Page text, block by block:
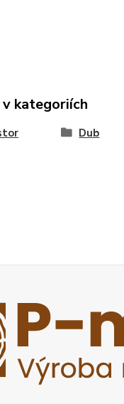
kategoriích
Dub